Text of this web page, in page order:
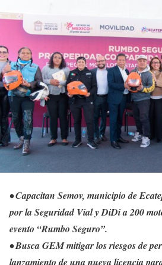
• Capacitan Semov, municipio de
por la Seguridad Vial y DiDi a 200
evento “Rumbo Seguro”.
• Busca GEM mitigar los riesgos de
lanzamiento de una nueva licencia